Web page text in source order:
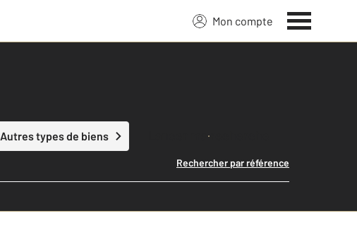
Mon compte
Autres types de biens Lancer ma recherche
Rechercher par référence